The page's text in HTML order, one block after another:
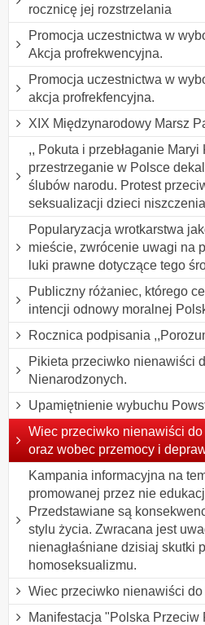
rocznicę jej rozstrzelania
Promocja uczestnictwa w
Akcja profrekwencyjna.
Promocja uczestnictwa w
akcja profrekfencyjna.
XIX Międzynarodowy Marsz
,, Pokuta i przebłaganie
przestrzeganie w Polsce
ślubów narodu. Protest
seksualizacji dzieci
Popularyzacja wrotkarstwa
mieście, zwrócenie uwagi na
luki prawne dotyczące tego
Publiczny różaniec, którego
intencji odnowy moralnej
Rocznica podpisania
Pikieta przeciwko nienawiści
Nienarodzonych.
Upamiętnienie wybuchu
Wiec przeciwko nienawiści
oraz wobec przemocy i
Kampania informacyjna na
promowanej przez nie
Przedstawiane są
stylu życia. Zwracana jest
nienagłaśniane dzisiaj skutki
homoseksualizmu.
Wiec przeciwko nienawiści
Manifestacja "Polska Przeciw